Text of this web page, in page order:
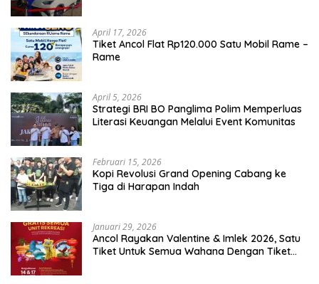
April 17, 2026
Tiket Ancol Flat Rp120.000 Satu Mobil Rame –
Rame
April 5, 2026
​Strategi BRI BO Panglima Polim Memperluas
Literasi Keuangan Melalui Event Komunitas
Februari 15, 2026
Kopi Revolusi Grand Opening Cabang ke
Tiga di Harapan Indah
Januari 29, 2026
Ancol Rayakan Valentine & Imlek 2026, Satu
Tiket Untuk Semua Wahana Dengan Tiket